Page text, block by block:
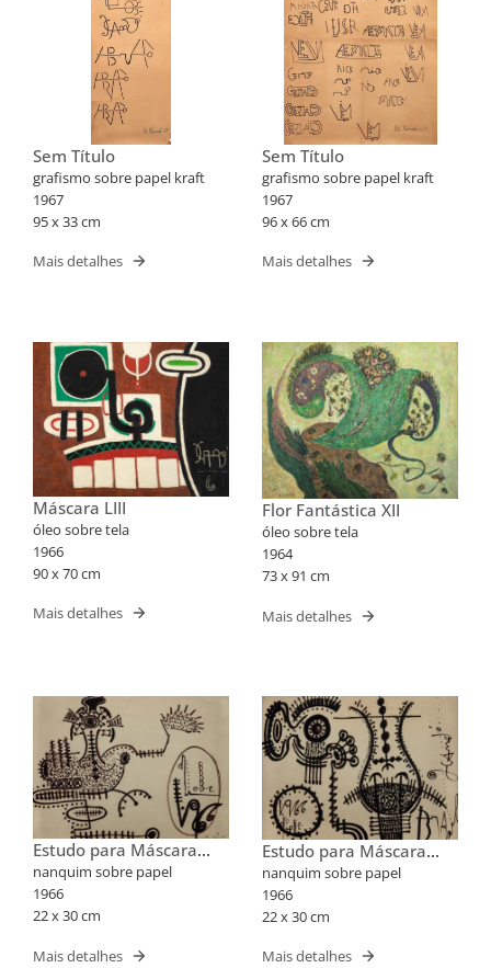
Sem Título
grafismo sobre papel kraft
1967
95 x 33 cm
Mais detalhes
Sem Título
grafismo sobre papel kraft
1967
96 x 66 cm
Mais detalhes
Máscara LIII
óleo sobre tela
1966
90 x 70 cm
Mais detalhes
Flor Fantástica XII
óleo sobre tela
1964
73 x 91 cm
Mais detalhes
Estudo para Máscara
XLV
nanquim sobre papel
1966
22 x 30 cm
Mais detalhes
Estudo para Máscara
XLVIII
nanquim sobre papel
1966
22 x 30 cm
Mais detalhes